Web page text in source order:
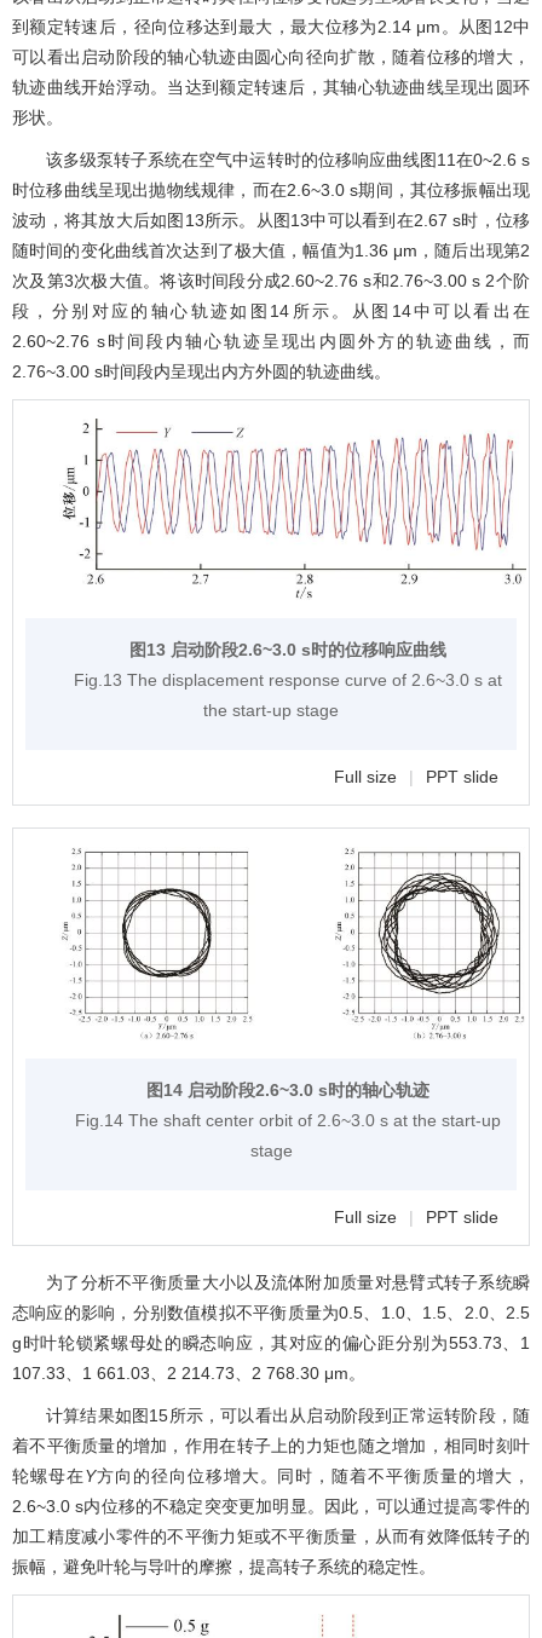
到额定转速后，径向位移达到最大，最大位移为2.14 μm。从 图12中
可以看出启动阶段的轴心轨迹由圆心向径向扩散，随着位移的增大，
轨迹曲线开始浮动。当达到额定转速后，其轴心轨迹曲线呈现出圆环
形状。
该多级泵转子系统在空气中运转时的位移响应曲线图11在0~2.6 s
时位移曲线呈现出抛物线规律，而在2.6~3.0 s期间，其位移振幅出现
波动，将其放大后如图13所示。从 图13中可以看到在2.67 s时，位移
随时间的变化曲线首次达到了极大值，幅值为1.36 μm，随后出现第2
次及第3次极大值。将该时间段分成2.60~2.76 s和2.76~3.00 s 2个阶
段，分别对应的轴心轨迹如 图14 所示。从 图14中可以看出在
2.60~2.76 s时间段内轴心轨迹呈现出内圆外方的轨迹曲线，而
2.76~3.00 s时间段内呈现出内方外圆的轨迹曲线。
图13 启动阶段2.6~3.0 s时的位移响应曲线
Fig.13 The displacement response curve of 2.6~3.0 s at
the start-up stage
Full size | PPT slide
图14 启动阶段2.6~3.0 s时的轴心轨迹
Fig.14 The shaft center orbit of 2.6~3.0 s at the start-up
stage
Full size | PPT slide
为了分析不平衡质量大小以及流体附加质量对悬臂式转子系统瞬
态响应的影响，分别数值模拟不平衡质量为0.5、1.0、1.5、2.0、2.5
g时叶轮锁紧螺母处的瞬态响应，其对应的偏心距分别为553.73、1
107.33、1 661.03、2 214.73、2 768.30 μm。
计算结果如图15所示，可以看出从启动阶段到正常运转阶段，随
着不平衡质量的增加，作用在转子上的力矩也随之增加，相同时刻叶
轮螺母在Y方向的径向位移增大。同时，随着不平衡质量的增大，
2.6~3.0 s内位移的不稳定突变更加明显。因此，可以通过提高零件的
加工精度减小零件的不平衡力矩或不平衡质量，从而有效降低转子的
振幅，避免叶轮与导叶的摩擦，提高转子系统的稳定性。